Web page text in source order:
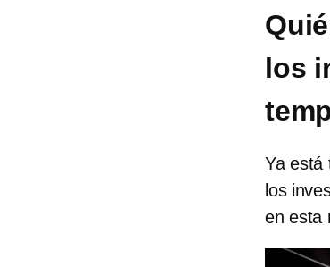
los
Ya está
los
en esta